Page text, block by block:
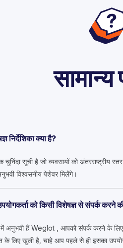
सामान्य
निर्देशिका क्या है?
चुनिंदा सूची है जो व्यवसायों को
विश्वसनीय पेशेवर मिलेंगे।
को किसी विशेषज्ञ से संपर्क करने
अनुभवी हैं Weglot , आपको संपर्क करने के लिए
के लिए खुली है, चाहे आप पहले से ही इसका